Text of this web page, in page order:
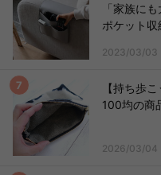
「家族に
ポケット収
2023/03/03
【持ち歩
100均の商
2026/03/04